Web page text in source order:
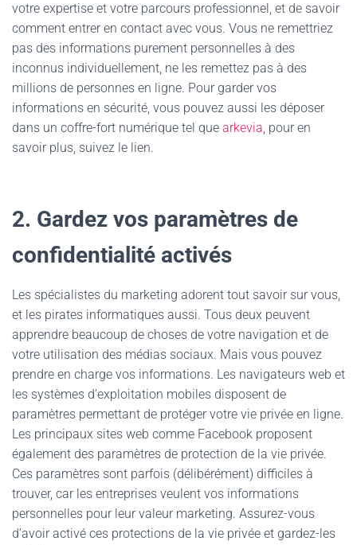
votre expertise et votre parcours professionnel, et de savoir
comment entrer en contact avec vous. Vous ne remettriez
pas des informations purement personnelles à des
inconnus individuellement, ne les remettez pas à des
millions de personnes en ligne. Pour garder vos
informations en sécurité, vous pouvez aussi les déposer
dans un coffre-fort numérique tel que arkevia, pour en
savoir plus, suivez le lien.
2. Gardez vos paramètres de
confidentialité activés
Les spécialistes du marketing adorent tout savoir sur vous,
et les pirates informatiques aussi. Tous deux peuvent
apprendre beaucoup de choses de votre navigation et de
votre utilisation des médias sociaux. Mais vous pouvez
prendre en charge vos informations. Les navigateurs web et
les systèmes d’exploitation mobiles disposent de
paramètres permettant de protéger votre vie privée en ligne.
Les principaux sites web comme Facebook proposent
également des paramètres de protection de la vie privée.
Ces paramètres sont parfois (délibérément) difficiles à
trouver, car les entreprises veulent vos informations
personnelles pour leur valeur marketing. Assurez-vous
d’avoir activé ces protections de la vie privée et gardez-les